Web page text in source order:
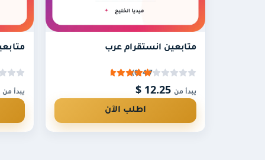
لا أرغب بتعليقات أجنبية، ما الحل؟
يمكنك استبدال خدمة التعليقات بخدمة
متابعين انستقرام عرب
4.7 (6)
يبدأ من
اطلب الآن
يبدأ من